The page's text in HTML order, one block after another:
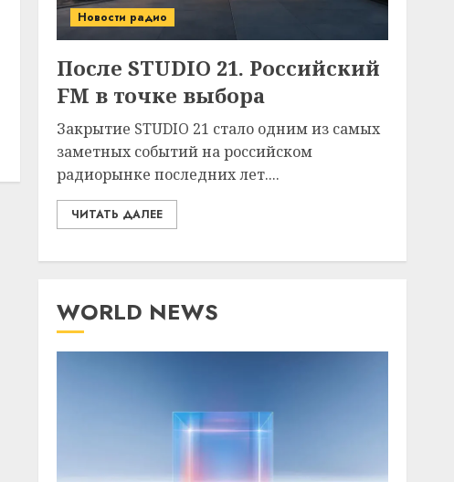
Новости радио
После STUDIO 21. Российский
FM в точке выбора
Закрытие STUDIO 21 стало одним из самых
заметных событий на российском
радиорынке последних лет....
ЧИТАТЬ ДАЛЕЕ
WORLD NEWS